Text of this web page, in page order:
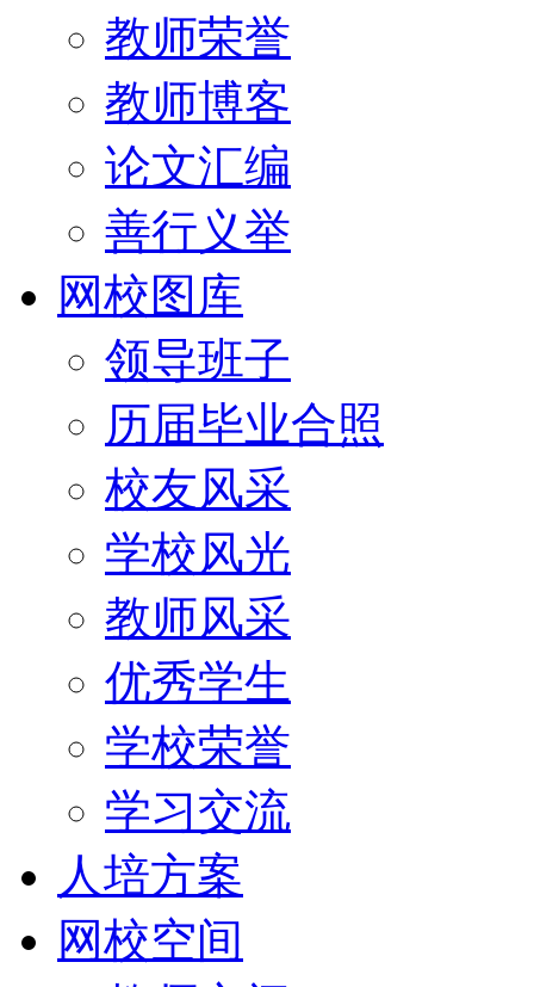
教师荣誉
教师博客
论文汇编
善行义举
网校图库
领导班子
历届毕业合照
校友风采
学校风光
教师风采
优秀学生
学校荣誉
学习交流
人培方案
网校空间